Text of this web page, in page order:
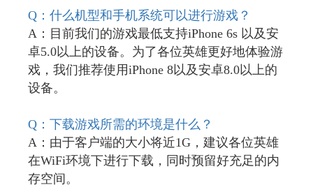
Q ：什么机型和手机系统可以进行游戏？
A：目前我们的游戏最低支持iPhone 6s 以及安
卓5.0以上的设备。为了各位英雄更好地体验游
戏，我们推荐使用iPhone 8以及安卓8.0以上的
设备。
Q ：下载游戏所需的环境是什么？
A：由于客户端的大小将近1G，建议各位英雄
在WiFi环境下进行下载，同时预留好充足的内
存空间。